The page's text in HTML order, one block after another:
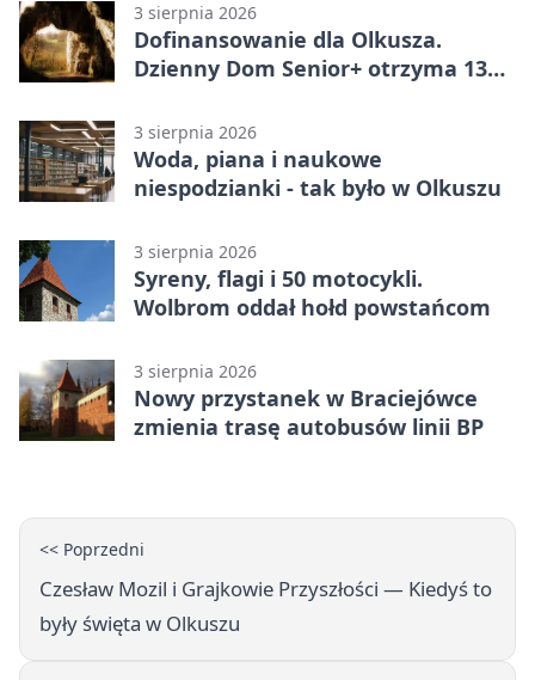
3 sierpnia 2026
Dofinansowanie dla Olkusza.
Dzienny Dom Senior+ otrzyma 134
3 sierpnia 2026
Woda, piana i naukowe
niespodzianki - tak było w Olkuszu
3 sierpnia 2026
Syreny, flagi i 50 motocykli.
Wolbrom oddał hołd powstańcom
3 sierpnia 2026
Nowy przystanek w Braciejówce
zmienia trasę autobusów linii BP
<< Poprzedni
Czesław Mozil i Grajkowie Przyszłości — Kiedyś to
były święta w Olkuszu